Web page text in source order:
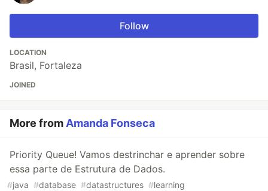
Follow
LOCATION
Brasil, Fortaleza
JOINED
More from Amanda Fonseca
Priority Queue! Vamos destrinchar e aprender sobre
essa parte de Estrutura de Dados.
#java #database #datastructures #learning